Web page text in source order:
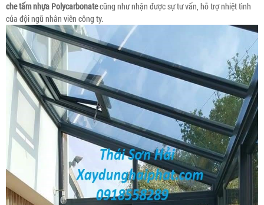
che tấm nhựa Polycarbonatecũng như nhận được sự tư vấn, hỗ trợ nhiệt tình
của đội ngũ nhân viên công ty.